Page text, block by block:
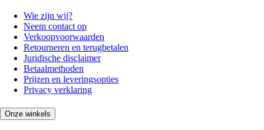
Wie zijn wij?
Neem contact op
Verkoopvoorwaarden
Retourneren en terugbetalen
Juridische disclaimer
Betaalmethoden
Prijzen en leveringsopties
Privacy verklaring
Onze winkels